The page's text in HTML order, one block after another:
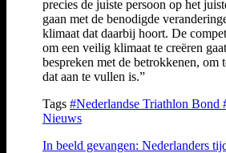
precies de juiste persoon op het
gaan met de benodigde
klimaat dat daarbij hoort. De
om een veilig klimaat te creëren
bespreken met de betrokkenen, om
dat aan te vullen is.”
Tags #Nederlandse Triathlon Bond
Nieuws
In beeld gevangen: Nederlanders